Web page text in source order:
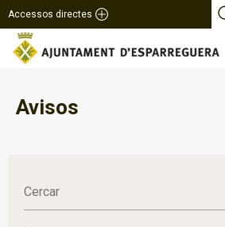
Accessos directes
Avisos
Cercar